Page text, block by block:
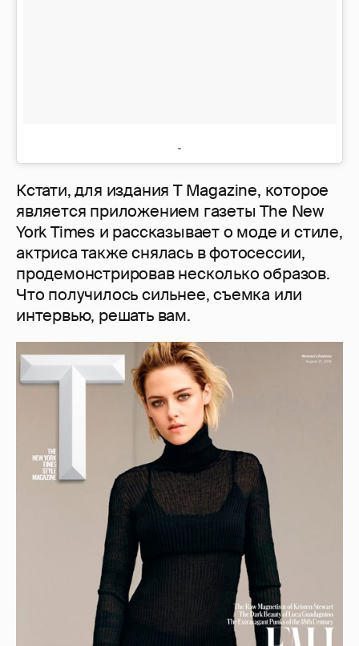
Кстати, для издания T Magazine, которое
является приложением газеты The New
York Times и рассказывает о моде и стиле,
актриса также снялась в фотосессии,
продемонстрировав несколько образов.
Что получилось сильнее, съемка или
интервью, решать вам.